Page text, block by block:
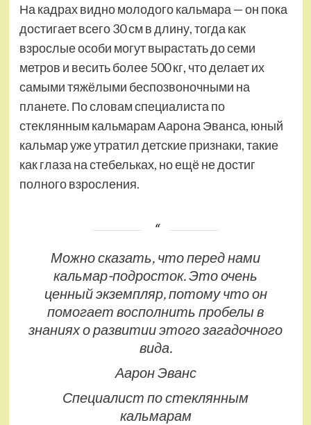
На кадрах видно молодого кальмара — он пока
достигает всего 30 см в длину, тогда как
взрослые особи могут вырастать до семи
метров и весить более 500 кг, что делает их
самыми тяжёлыми беспозвоночными на
планете. По словам специалиста по
стеклянным кальмарам Аарона Эванса, юный
кальмар уже утратил детские признаки, такие
как глаза на стебельках, но ещё не достиг
полного взросления.
Можно сказать, что перед нами
кальмар-подросток. Это очень
ценный экземпляр, потому что он
помогает восполнить пробелы в
знаниях о развитии этого загадочного
вида.
Аарон Эванс
Специалист по стеклянным
кальмарам